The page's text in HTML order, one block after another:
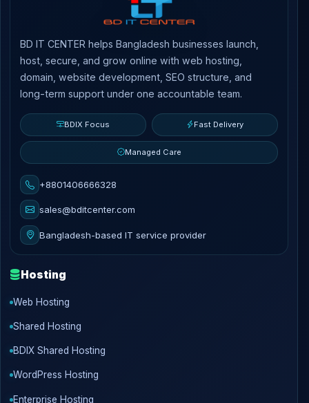
BD IT CENTER helps Bangladesh businesses launch,
host, secure, and grow online with web hosting,
domain, website development, SEO structure, and
long-term support under one accountable team.
BDIX Focus Fast Delivery
Managed Care
+8801406666328
sales@bditcenter.com
Bangladesh-based IT service provider
Hosting
Web Hosting
Shared Hosting
BDIX Shared Hosting
WordPress Hosting
Enterprise Hosting